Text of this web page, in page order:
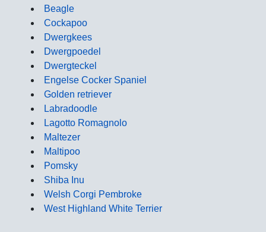
Beagle
Cockapoo
Dwergkees
Dwergpoedel
Dwergteckel
Engelse Cocker Spaniel
Golden retriever
Labradoodle
Lagotto Romagnolo
Maltezer
Maltipoo
Pomsky
Shiba Inu
Welsh Corgi Pembroke
West Highland White Terrier